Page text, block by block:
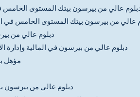
عالي من بيرسون بيتك المستوى الخامس
عالي من بيرسون بيتك المستوى الخامس في
دبلوم عالي من
دبلوم عالي من بيرسون في المالية وإدارة
مؤهل
دبلوم عالي من بيرسون